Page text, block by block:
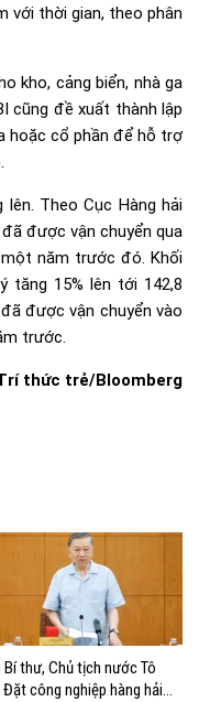
với thời gian, theo phân
kho, cảng biển, nhà ga
cũng đề xuất thành lập
hoặc cổ phần để hỗ trợ
Theo Cục Hàng hải
được vận chuyển qua
năm trước đó. Khối
tăng 15% lên tới 142,8
được vận chuyển vào
trước.
thức trẻ/Bloomberg
Bí thư, Chủ tịch nước Tô
Đặt công nghiệp hàng hải